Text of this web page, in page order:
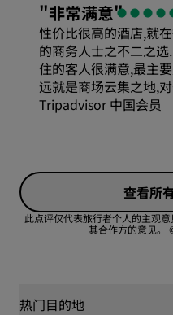
服务
性价比
位置
"非常满意"
性价比很高的酒店,就
的商务人士之不二之
住的客人很满意,最主
远就是商场云集之地,
Tripadvisor 中国会员
位置
查看所
此点评仅代表旅行者个人的主观
其合作方的意见。
热门目的地